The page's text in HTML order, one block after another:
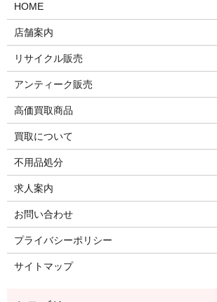
HOME
店舗案内
リサイクル販売
アンティーク販売
高価買取商品
買取について
不用品処分
求人案内
お問い合わせ
プライバシーポリシー
サイトマップ